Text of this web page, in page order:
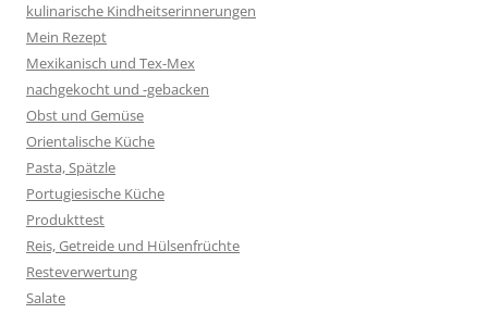
kulinarische Kindheitserinnerungen
Mein Rezept
Mexikanisch und Tex-Mex
nachgekocht und -gebacken
Obst und Gemüse
Orientalische Küche
Pasta, Spätzle
Portugiesische Küche
Produkttest
Reis, Getreide und Hülsenfrüchte
Resteverwertung
Salate